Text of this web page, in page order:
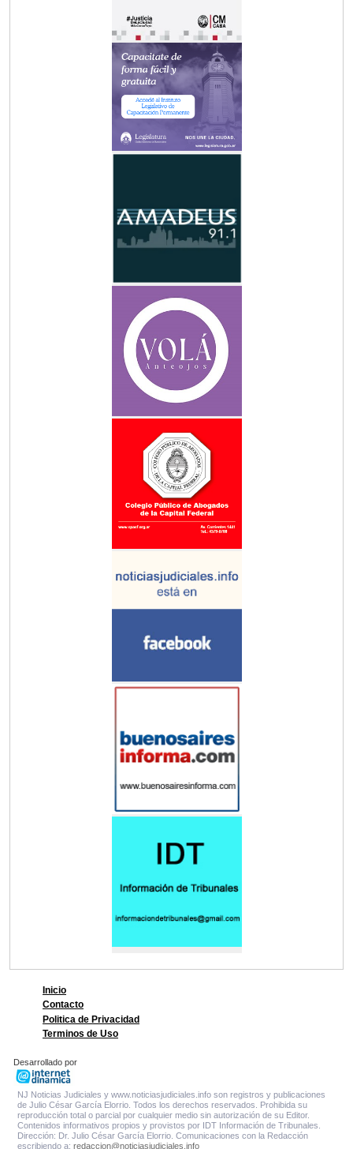
Inicio
Contacto
Politica de Privacidad
Terminos de Uso
Desarrollado por
NJ Noticias Judiciales y www.noticiasjudiciales.info son registros y publicaciones
de Julio César García Elorrio. Todos los derechos reservados. Prohibida su
reproducción total o parcial por cualquier medio sin autorización de su Editor.
Contenidos informativos propios y provistos por IDT Información de Tribunales.
Dirección: Dr. Julio César García Elorrio. Comunicaciones con la Redacción
escribiendo a: redaccion@noticiasjudiciales.info